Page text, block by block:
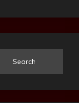
Search